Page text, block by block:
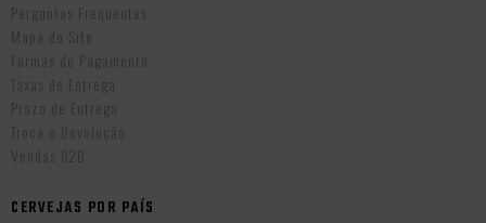
Perguntas Frequentes
Mapa do Site
Formas de Pagamento
Taxas de Entrega
Prazo de Entrega
Troca e Devolução
Vendas B2B
CERVEJAS POR PAÍS